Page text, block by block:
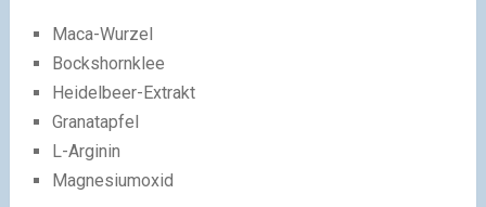
Maca-Wurzel
Bockshornklee
Heidelbeer-Extrakt
Granatapfel
L-Arginin
Magnesiumoxid